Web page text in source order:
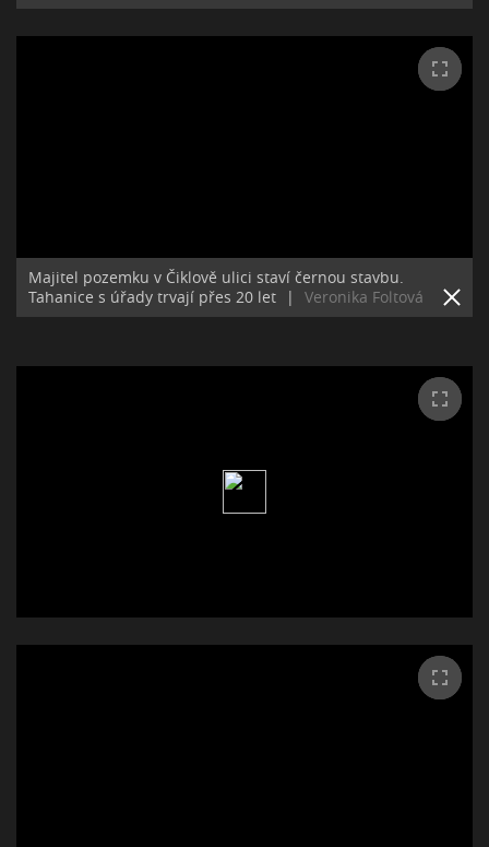
Majitel pozemku v Čiklově ulici staví černou stavbu.
Tahanice s úřady trvají přes 20 let
| Veronika Foltová